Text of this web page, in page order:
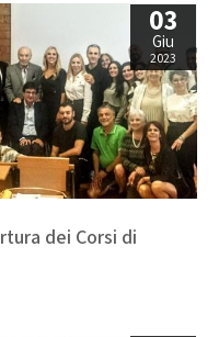
03
Giu
2023
dei Corsi di